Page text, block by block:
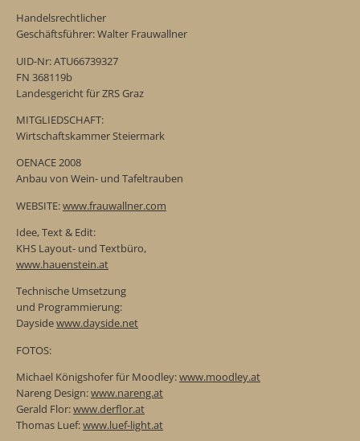
Handelsrechtlicher
Geschäftsführer: Walter Frauwallner
UID-Nr: ATU66739327
FN 368119b
Landesgericht für ZRS Graz
MITGLIEDSCHAFT:
Wirtschaftskammer Steiermark
OENACE 2008
Anbau von Wein- und Tafeltrauben
WEBSITE:www.frauwallner.com
Idee, Text & Edit:
KHS Layout- und Textbüro,
www.hauenstein.at
Technische Umsetzung
und Programmierung:
Daysidewww.dayside.net
FOTOS:
Michael Königshofer für Moodley:www.moodley.at
Nareng Design:www.nareng.at
Gerald Flor:www.derflor.at
Thomas Luef:www.luef-light.at